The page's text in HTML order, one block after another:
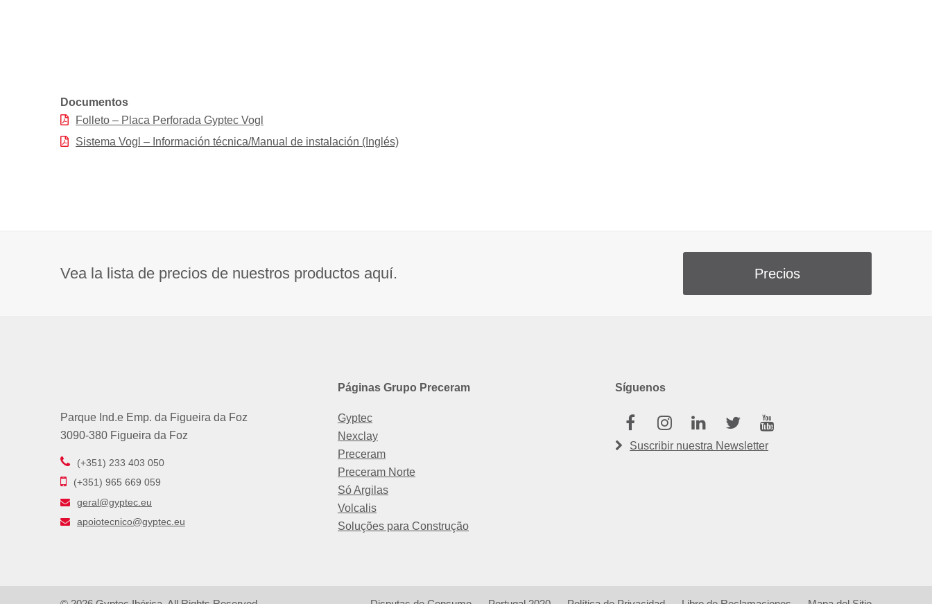
Documentos
Folleto – Placa Perforada Gyptec Vogl
Sistema Vogl – Información técnica/Manual de instalación (Inglés)
Vea la lista de precios de nuestros productos aquí. Precios
Parque Ind.e Emp. da Figueira da Foz
3090-380 Figueira da Foz
(+351) 233 403 050
(+351) 965 669 059
geral@gyptec.eu
apoiotecnico@gyptec.eu
Páginas Grupo Preceram
Gyptec
Nexclay
Preceram
Preceram Norte
Só Argilas
Volcalis
Soluções para Construção
Síguenos
Facebook
InstagramLinkedinTwitter
Suscribir nuestra Newsletter